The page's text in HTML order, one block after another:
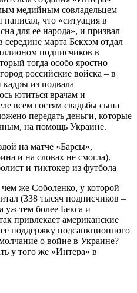
медийным совладельцем
что «ситуация в
для ее народа», и призвал
марта Бекхэм отдал
подписчиков в
тогда особо яростно
российские войска – в
из подвала
ютиться врачам и
всем гостям свадьбы сына
передать деньги, которые
на помощь Украине.
же Соболенко, у которой
(338 тысяч подписчиков –
уж тем более Бекса и
привлекает американские
поддержку подсанкционного
о войне в Украине?
у того же «Интера» в